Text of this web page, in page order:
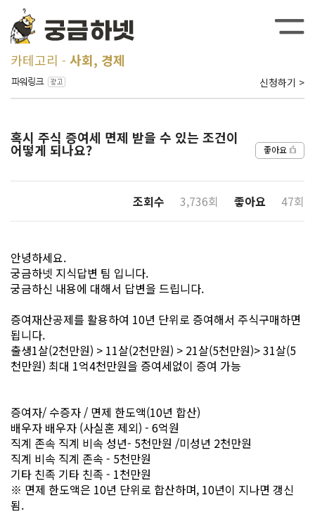
카테고리 사회, 경제
신청하기 >
혹시 주식 증여세 면제 받을 수 있는 조건이
어떻게 되나요? 좋아요
조회수 3,736회 좋아요 47회
안녕하세요.
궁금하넷 지식답변 팀 입니다.
궁금하신 내용에 대해서 답변을 드립니다.
증여재산공제를 활용하여 10년 단위로 증여해서 주식구매하면
됩니다.
출생1살(2천만원) > 11살(2천만원) > 21살(5천만원)> 31살(5
천만원) 최대 1억4천만원을 증여세없이 증여 가능
증여자/ 수증자 / 면제 한도액(10년 합산)
배우자 배우자 (사실혼 제외) - 6억원
직계 존속 직계 비속 성년- 5천만원 /미성년 2천만원
직계 비속 직계 존속 - 5천만원
기타 친족 기타 친족 - 1천만원
※ 면제 한도액은 10년 단위로 합산하며, 10년이 지나면 갱신
됨.